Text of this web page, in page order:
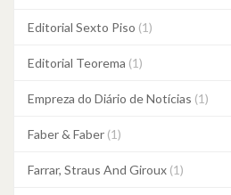
Editorial Sexto Piso (1)
Editorial Teorema (1)
Empreza do Diário de Notícias (1)
Faber & Faber (1)
Farrar, Straus And Giroux (1)